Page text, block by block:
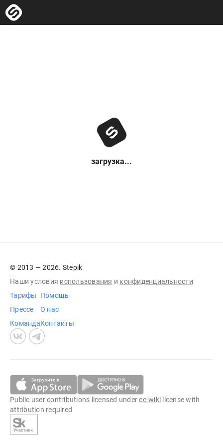
загрузка...
© 2013 — 2026. Stepik
Наши условия использования и конфиденциальности
Тарифы
Прессе
Команда
Помощь
О нас
Контакты
Public user contributions licensed undercc-wiki license with
attribution required